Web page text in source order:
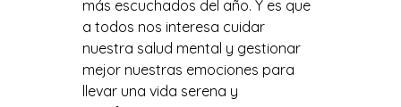
más escuchados del año. Y es que
a todos nos interesa cuidar
nuestra salud mental y gestionar
mejor nuestras emociones para
llevar una vida serena y